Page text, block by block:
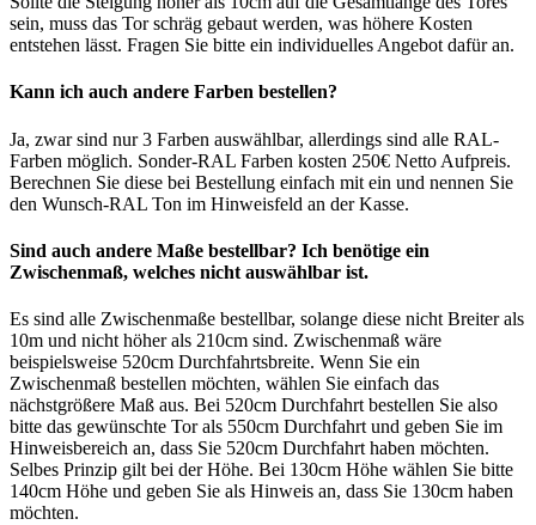
sein, muss das Tor schräg gebaut werden, was höhere Kosten
entstehen lässt. Fragen Sie bitte ein individuelles Angebot dafür an.
Kann ich auch andere Farben bestellen?
Ja, zwar sind nur 3 Farben auswählbar, allerdings sind alle RAL-
Farben möglich. Sonder-RAL Farben kosten 250€ Netto Aufpreis.
Berechnen Sie diese bei Bestellung einfach mit ein und nennen Sie
den Wunsch-RAL Ton im Hinweisfeld an der Kasse.
Sind auch andere Maße bestellbar? Ich benötige ein
Zwischenmaß, welches nicht auswählbar ist.
Es sind alle Zwischenmaße bestellbar, solange diese nicht Breiter als
10m und nicht höher als 210cm sind. Zwischenmaß wäre
beispielsweise 520cm Durchfahrtsbreite. Wenn Sie ein
Zwischenmaß bestellen möchten, wählen Sie einfach das
nächstgrößere Maß aus. Bei 520cm Durchfahrt bestellen Sie also
bitte das gewünschte Tor als 550cm Durchfahrt und geben Sie im
Hinweisbereich an, dass Sie 520cm Durchfahrt haben möchten.
Selbes Prinzip gilt bei der Höhe. Bei 130cm Höhe wählen Sie bitte
140cm Höhe und geben Sie als Hinweis an, dass Sie 130cm haben
möchten.